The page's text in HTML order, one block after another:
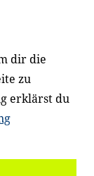
wir eng
dir die
zu
erklärst du